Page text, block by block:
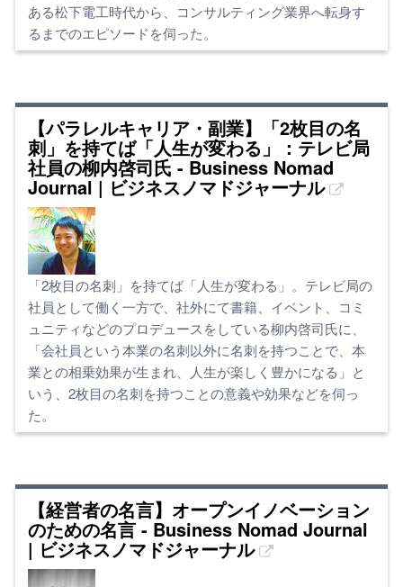
ある松下電工時代から、コンサルティング業界へ転身す
るまでのエピソードを伺った。
【パラレルキャリア・副業】「2枚目の名
刺」を持てば「人生が変わる」：テレビ局
社員の柳内啓司氏 - Business Nomad
Journal | ビジネスノマドジャーナル
「2枚目の名刺」を持てば「人生が変わる」。テレビ局の
社員として働く一方で、社外にて書籍、イベント、コミ
ュニティなどのプロデュースをしている柳内啓司氏に、
「会社員という本業の名刺以外に名刺を持つことで、本
業との相乗効果が生まれ、人生が楽しく豊かになる」と
いう、2枚目の名刺を持つことの意義や効果などを伺っ
た。
【経営者の名言】オープンイノベーション
のための名言 - Business Nomad Journal
| ビジネスノマドジャーナル